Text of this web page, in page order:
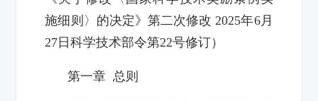
施细则〉的决定》第二次修改 2025年6月
27日科学技术部令第22号修订）
第一章 总则